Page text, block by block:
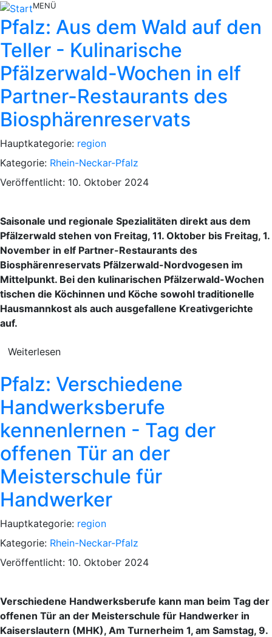
MENÜ
Pfalz: Aus dem Wald auf den
Teller - Kulinarische
Pfälzerwald-Wochen in elf
Partner-Restaurants des
Biosphärenreservats
Hauptkategorie: region
Kategorie: Rhein-Neckar-Pfalz
Veröffentlicht: 10. Oktober 2024
Saisonale und regionale Spezialitäten direkt aus dem
Pfälzerwald stehen von Freitag, 11. Oktober bis Freitag, 1.
November in elf Partner-Restaurants des
Biosphärenreservats Pfälzerwald-Nordvogesen im
Mittelpunkt. Bei den kulinarischen Pfälzerwald-Wochen
tischen die Köchinnen und Köche sowohl traditionelle
Hausmannkost als auch ausgefallene Kreativgerichte
auf.
Weiterlesen
Pfalz: Verschiedene
Handwerksberufe
kennenlernen - Tag der
offenen Tür an der
Meisterschule für
Handwerker
Hauptkategorie: region
Kategorie: Rhein-Neckar-Pfalz
Veröffentlicht: 10. Oktober 2024
Verschiedene Handwerksberufe kann man beim Tag der
offenen Tür an der Meisterschule für Handwerker in
Kaiserslautern (MHK), Am Turnerheim 1, am Samstag, 9.